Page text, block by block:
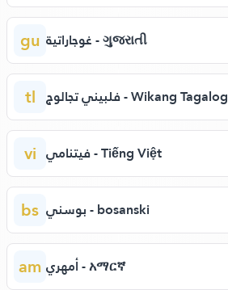
gu غوجاراتية - ગુજરાતી
tl فلبيني تجالوج - Wikang Tagalog
vi فيتنامي - Tiếng Việt
bs بوسني - bosanski
am أمهري - አማርኛ